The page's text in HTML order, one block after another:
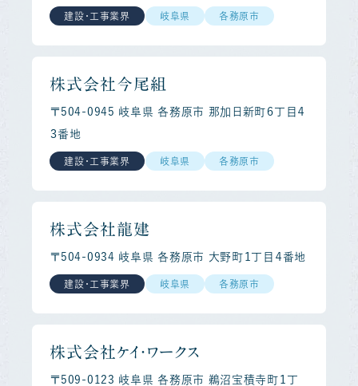
建設・工事業界 岐阜県 各務原市
株式会社今尾組
〒504-0945 岐阜県 各務原市 那加日新町６丁目４
３番地
建設・工事業界 岐阜県 各務原市
株式会社龍建
〒504-0934 岐阜県 各務原市 大野町１丁目４番地
建設・工事業界 岐阜県 各務原市
株式会社ケイ・ワークス
〒509-0123 岐阜県 各務原市 鵜沼宝積寺町１丁